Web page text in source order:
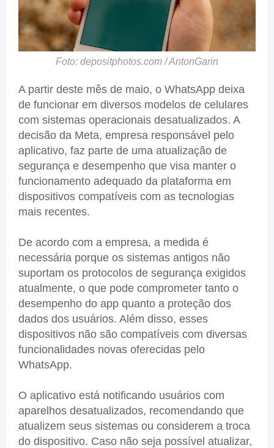
Foto: depositphotos.com / AntonGarin
A partir deste mês de maio, o WhatsApp deixa
de funcionar em diversos modelos de celulares
com sistemas operacionais desatualizados. A
decisão da Meta, empresa responsável pelo
aplicativo, faz parte de uma atualização de
segurança e desempenho que visa manter o
funcionamento adequado da plataforma em
dispositivos compatíveis com as tecnologias
mais recentes.
De acordo com a empresa, a medida é
necessária porque os sistemas antigos não
suportam os protocolos de segurança exigidos
atualmente, o que pode comprometer tanto o
desempenho do app quanto a proteção dos
dados dos usuários. Além disso, esses
dispositivos não são compatíveis com diversas
funcionalidades novas oferecidas pelo
WhatsApp.
O aplicativo está notificando usuários com
aparelhos desatualizados, recomendando que
atualizem seus sistemas ou considerem a troca
do dispositivo. Caso não seja possível atualizar,